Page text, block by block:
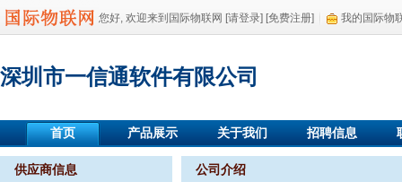
您好, 欢迎来到国际物联网 [请登录] [免费注册] 我的国际物
深圳市一信通软件有限公司
首页 产品展示 关于我们 招聘信息
供应商信息 公司介绍